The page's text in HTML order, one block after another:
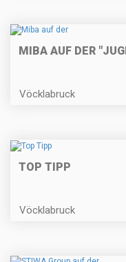
MIBA AUF DER
Vöcklabruck
TOP TIPP
Vöcklabruck